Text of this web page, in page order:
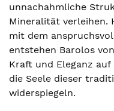
unnachahmliche
Mineralität verleihen.
mit dem
entstehen Barolos
Kraft und Eleganz
die Seele dieser
widerspiegeln.